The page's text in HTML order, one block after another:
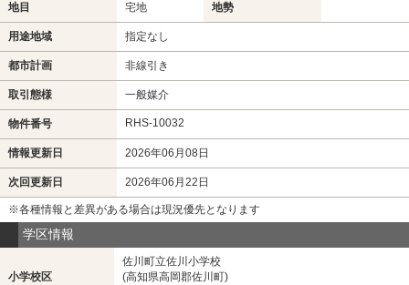
地目 宅地 地勢
用途地域 指定なし
都市計画 非線引き
取引態様 一般媒介
物件番号 RHS-10032
情報更新日 2026年06月08日
次回更新日 2026年06月22日
※各種情報と差異がある場合は現況優先となります
学区情報
小学校区
佐川町立佐川小学校
(高知県高岡郡佐川町)